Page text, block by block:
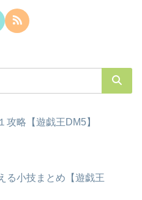
攻略【遊戯王DM5】
る小技まとめ【遊戯王